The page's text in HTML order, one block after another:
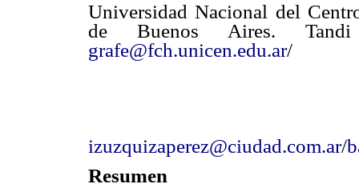
Universidad Nacional del
de Buenos Aires.
grafe@fch.unicen.edu.ar/
izuzquizaperez@ciudad.com.ar/
Resumen